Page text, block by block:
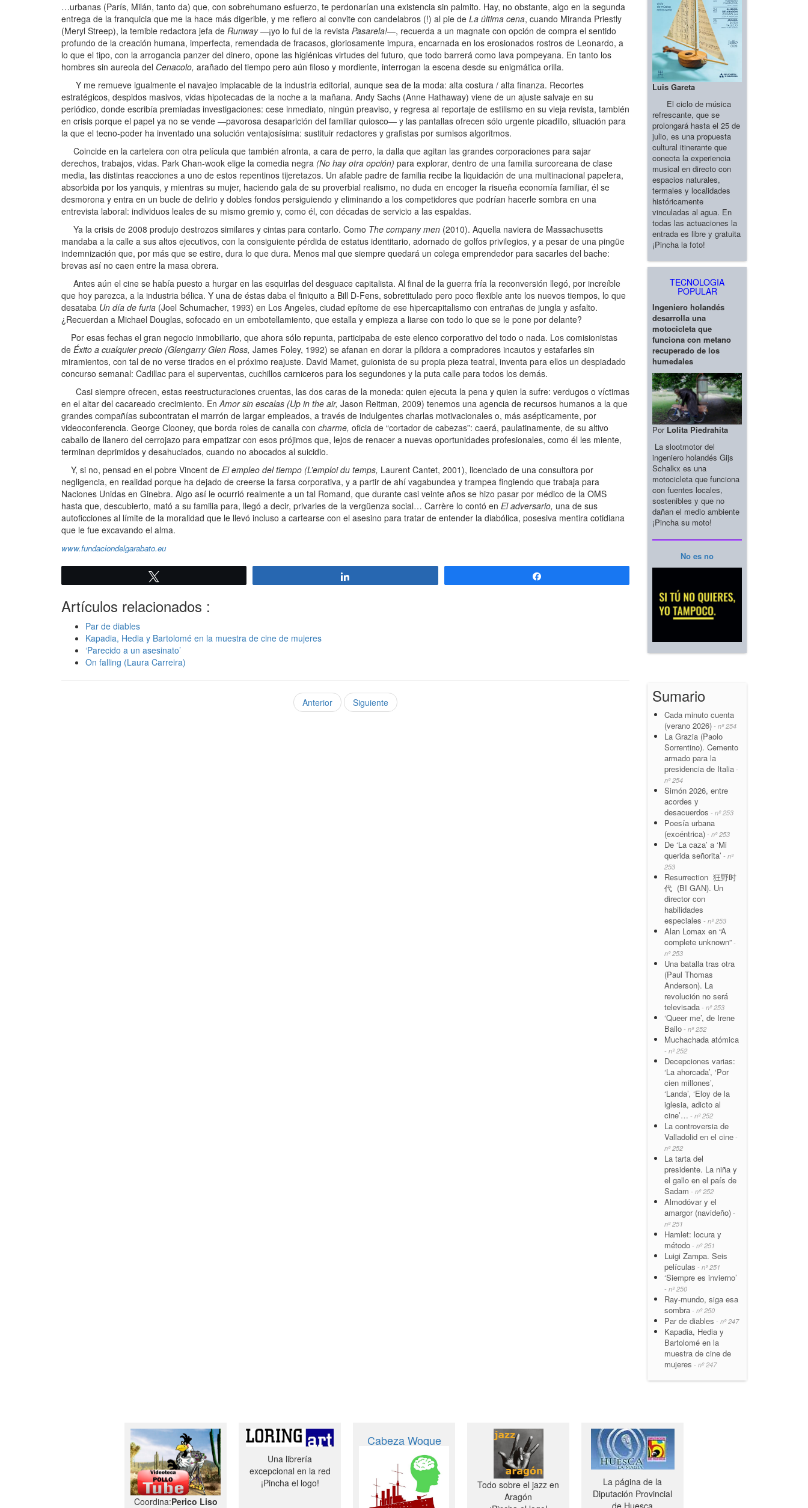
…urbanas (París, Milán, tanto da) que, con sobrehumano esfuerzo, te perdonarían una existencia sin palmito. Hay, no obstante, algo en la segunda
entrega de la franquicia que me la hace más digerible, y me refiero al convite con candelabros (!) al pie de La última cena, cuando Miranda Priestly
(Meryl Streep), la temible redactora jefa de Runway—¡yo lo fui de la revista Pasarela!—, recuerda a un magnate con opción de compra el sentido
profundo de la creación humana, imperfecta, remendada de fracasos, gloriosamente impura, encarnada en los erosionados rostros de Leonardo, a
lo que el tipo, con la arrogancia panzer del dinero, opone las higiénicas virtudes del futuro, que todo barrerá como lava pompeyana. En tanto los
hombres sin aureola del Cenacolo, arañado del tiempo pero aún filoso y mordiente, interrogan la escena desde su enigmática orilla.
Y me remueve igualmente el navajeo implacable de la industria editorial, aunque sea de la moda: alta costura / alta finanza. Recortes
estratégicos, despidos masivos, vidas hipotecadas de la noche a la mañana. Andy Sachs (Anne Hathaway) viene de un ajuste salvaje en su
periódico, donde escribía premiadas investigaciones: cese inmediato, ningún preaviso, y regresa al reportaje de estilismo en su vieja revista, también
en crisis porque el papel ya no se vende —pavorosa desaparición del familiar quiosco— y las pantallas ofrecen sólo urgente picadillo, situación para
la que el tecno-poder ha inventado una solución ventajosísima: sustituir redactores y grafistas por sumisos algoritmos.
Coincide en la cartelera con otra película que también afronta, a cara de perro, la dalla que agitan las grandes corporaciones para sajar
derechos, trabajos, vidas. Park Chan-wook elige la comedia negra (No hay otra opción) para explorar, dentro de una familia surcoreana de clase
media, las distintas reacciones a uno de estos repentinos tijeretazos. Un afable padre de familia recibe la liquidación de una multinacional papelera,
absorbida por los yanquis, y mientras su mujer, haciendo gala de su proverbial realismo, no duda en encoger la risueña economía familiar, él se
desmorona y entra en un bucle de delirio y dobles fondos persiguiendo y eliminando a los competidores que podrían hacerle sombra en una
entrevista laboral: individuos leales de su mismo gremio y, como él, con décadas de servicio a las espaldas.
Ya la crisis de 2008 produjo destrozos similares y cintas para contarlo. Como The company men (2010). Aquella naviera de Massachusetts
mandaba a la calle a sus altos ejecutivos, con la consiguiente pérdida de estatus identitario, adornado de golfos privilegios, y a pesar de una pingüe
indemnización que, por más que se estire, dura lo que dura. Menos mal que siempre quedará un colega emprendedor para sacarles del bache:
brevas así no caen entre la masa obrera.
Antes aún el cine se había puesto a hurgar en las esquirlas del desguace capitalista. Al final de la guerra fría la reconversión llegó, por increíble
que hoy parezca, a la industria bélica. Y una de éstas daba el finiquito a Bill D-Fens, sobretitulado pero poco flexible ante los nuevos tiempos, lo que
desataba Un día de furia (Joel Schumacher, 1993) en Los Angeles, ciudad epítome de ese hipercapitalismo con entrañas de jungla y asfalto.
¿Recuerdan a Michael Douglas, sofocado en un embotellamiento, que estalla y empieza a liarse con todo lo que se le pone por delante?
Por esas fechas el gran negocio inmobiliario, que ahora sólo repunta, participaba de este elenco corporativo del todo o nada. Los comisionistas
de Éxito a cualquier precio (Glengarry Glen Ross, James Foley, 1992) se afanan en dorar la píldora a compradores incautos y estafarles sin
miramientos, con tal de no verse tirados en el próximo reajuste. David Mamet, guionista de su propia pieza teatral, inventa para ellos un despiadado
concurso semanal: Cadillac para el superventas, cuchillos carniceros para los segundones y la puta calle para todos los demás.
Casi siempre ofrecen, estas reestructuraciones cruentas, las dos caras de la moneda: quien ejecuta la pena y quien la sufre: verdugos o víctimas
en el altar del cacareado crecimiento. EnAmor sin escalas (Up in the air, Jason Reitman, 2009) tenemos una agencia de recursos humanos a la que
grandes compañías subcontratan el marrón de largar empleados, a través de indulgentes charlas motivacionales o, más asépticamente, por
videoconferencia. George Clooney, que borda roles de canalla con charme, oficia de “cortador de cabezas”: caerá, paulatinamente, de su altivo
caballo de llanero del cerrojazo para empatizar con esos prójimos que, lejos de renacer a nuevas oportunidades profesionales, como él les miente,
terminan deprimidos y desahuciados, cuando no abocados al suicidio.
Y, si no, pensad en el pobre Vincent de El empleo del tiempo (L’emploi du temps, Laurent Cantet, 2001), licenciado de una consultora por
negligencia, en realidad porque ha dejado de creerse la farsa corporativa, y a partir de ahí vagabundea y trampea fingiendo que trabaja para
Naciones Unidas en Ginebra. Algo así le ocurrió realmente a un tal Romand, que durante casi veinte años se hizo pasar por médico de la OMS
hasta que, descubierto, mató a su familia para, llegó a decir, privarles de la vergüenza social… Carrère lo contó en El adversario, una de sus
autoficciones al límite de la moralidad que le llevó incluso a cartearse con el asesino para tratar de entender la diabólica, posesiva mentira cotidiana
que le fue excavando el alma.
www.fundaciondelgarabato.eu
Artículos relacionados :
Par de diables
Kapadia, Hedia y Bartolomé en la muestra de cine de mujeres
‘Parecido a un asesinato’
On falling (Laura Carreira)
Anterior Siguiente
Luis Gareta
El ciclo de música
refrescante, que se
prolongará hasta el 25 de
julio, es una propuesta
cultural itinerante que
conecta la experiencia
musical en directo con
espacios naturales,
termales y localidades
históricamente
vinculadas al agua. En
todas las actuaciones la
entrada es libre y gratuita
¡Pincha la foto!
TECNOLOGIA
POPULAR
Ingeniero holandés
desarrolla una
motocicleta que
funciona con metano
recuperado de los
humedales
Por Lolita Piedrahita
La slootmotor del
ingeniero holandés Gijs
Schalkx es una
motocicleta que funciona
con fuentes locales,
sostenibles y que no
dañan el medio ambiente
¡Pincha su moto!
No es no
Sumario
Cada minuto cuenta
(verano 2026) - nº 254
La Grazia (Paolo
Sorrentino). Cemento
armado para la
presidencia de Italia -
nº 254
Simón 2026, entre
acordes y
desacuerdos - nº 253
Poesía urbana
(excéntrica) - nº 253
De ‘La caza’ a ‘Mi
querida señorita’ - nº
253
Resurrection 狂野时
代 (BI GAN). Un
director con
habilidades
especiales - nº 253
Alan Lomax en “A
complete unknown” -
nº 253
Una batalla tras otra
(Paul Thomas
Anderson). La
revolución no será
televisada - nº 253
‘Queer me’, de Irene
Bailo - nº 252
Muchachada atómica
- nº 252
Decepciones varias:
‘La ahorcada’, ‘Por
cien millones’,
‘Landa’, ‘Eloy de la
iglesia, adicto al
cine’… - nº 252
La controversia de
Valladolid en el cine -
nº 252
La tarta del
presidente. La niña y
el gallo en el país de
Sadam - nº 252
Almodóvar y el
amargor (navideño) -
nº 251
Hamlet: locura y
método - nº 251
Luigi Zampa. Seis
películas - nº 251
‘Siempre es invierno’
- nº 250
Ray-mundo, siga esa
sombra - nº 250
Par de diables - nº 247
Kapadia, Hedia y
Bartolomé en la
muestra de cine de
mujeres - nº 247
Coordina:Perico Liso
Una librería
excepcional en la red
¡Pincha el logo!
Cabeza Woque
Todo sobre el jazz en
Aragón
La página de la
Diputación Provincial
de Huesca